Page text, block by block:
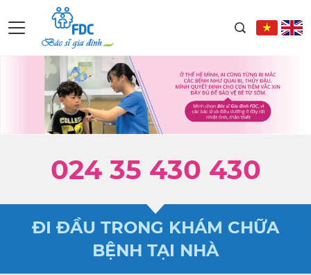
024 35 430 430
ĐI ĐẦU TRONG KHÁM CHỮA
BỆNH TẠI NHÀ